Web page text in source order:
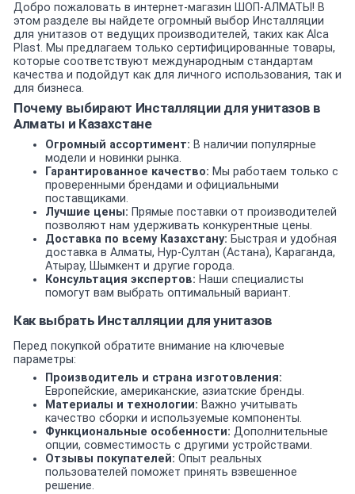
Добро пожаловать в интернет-магазин ШОП-АЛМАТЫ! В
этом разделе вы найдете огромный выбор Инсталляции
для унитазов от ведущих производителей, таких как Alca
Plast. Мы предлагаем только сертифицированные товары,
которые соответствуют международным стандартам
качества и подойдут как для личного использования, так и
для бизнеса.
Почему выбирают Инсталляции для унитазов в
Алматы и Казахстане
Огромный ассортимент: В наличии популярные
модели и новинки рынка.
Гарантированное качество: Мы работаем только с
проверенными брендами и официальными
поставщиками.
Лучшие цены: Прямые поставки от производителей
позволяют нам удерживать конкурентные цены.
Доставка по всему Казахстану: Быстрая и удобная
доставка в Алматы, Нур-Султан (Астана), Караганда,
Атырау, Шымкент и другие города.
Консультация экспертов: Наши специалисты
помогут вам выбрать оптимальный вариант.
Как выбрать Инсталляции для унитазов
Перед покупкой обратите внимание на ключевые
параметры:
Производитель и страна изготовления:
Европейские, американские, азиатские бренды.
Материалы и технологии: Важно учитывать
качество сборки и используемые компоненты.
Функциональные особенности: Дополнительные
опции, совместимость с другими устройствами.
Отзывы покупателей: Опыт реальных
пользователей поможет принять взвешенное
решение.